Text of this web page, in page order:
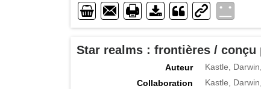
Enveloppe
Imprimente
Téléchargement
Lien
Star realms : frontières / conçu
Auteur Kastle,
Collaboration
Kastle,